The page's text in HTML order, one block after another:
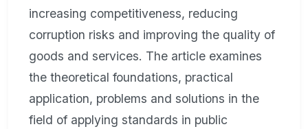
increasing competitiveness, reducing
corruption risks and improving the quality of
goods and services. The article examines
the theoretical foundations, practical
application, problems and solutions in the
field of applying standards in public